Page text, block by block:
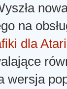
na
dla Atari
wersja